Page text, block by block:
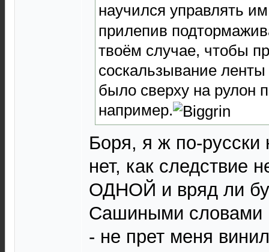
научился управлять
прилепив
твоём случае, чтобы
соскальзывание
было сверху на рулон
например.
Боря, я ж по-русски
нет, как следствие
ОДНОЙ и вряд ли
Сашиными словами
- не прет меня